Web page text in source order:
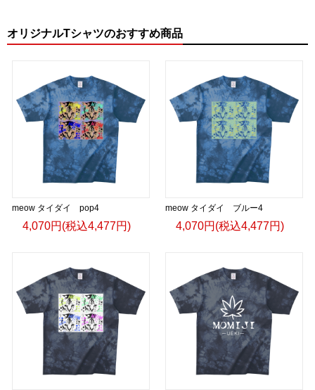
オリジナルTシャツのおすすめ商品
meow タイダイ pop4
4,070円(税込4,477円)
meow タイダイ ブルー4
4,070円(税込4,477円)